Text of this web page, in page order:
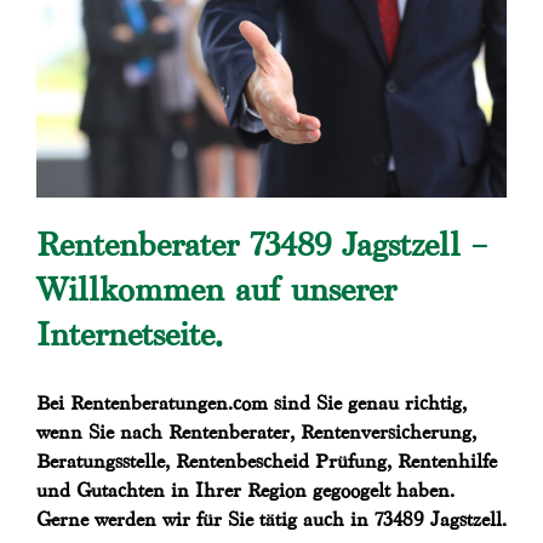
Rentenberater 73489 Jagstzell –
Willkommen auf unserer
Internetseite.
Bei Rentenberatungen.com sind Sie genau richtig,
wenn Sie nach Rentenberater, Rentenversicherung,
Beratungsstelle, Rentenbescheid Prüfung, Rentenhilfe
und Gutachten in Ihrer Region gegoogelt haben.
Gerne werden wir für Sie tätig auch in 73489 Jagstzell.